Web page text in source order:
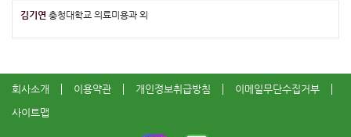
김기연 충청대학교 의료미용과 외
회사소개 이용약관 개인정보취급방침
이메일무단수집거부
사이트맵